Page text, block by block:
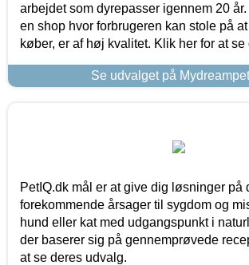
arbejdet som dyrepasser igennem 20
en shop hvor forbrugeren kan stole på
køber, er af høj kvalitet. Klik her for at
Se udvalget på
PetIQ.dk mål er at give dig løsninger på
forekommende årsager til sygdom og
hund eller kat med udgangspunkt i
der baserer sig på gennemprøvede
at se deres udvalg.